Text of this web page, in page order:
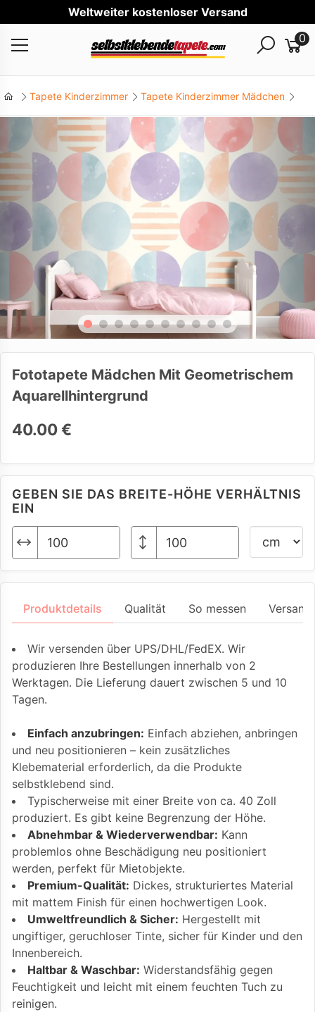
Wel
0
Tapete Kinderzimmer Tapete Kinderzimmer Mädchen
Fototapete Mädchen Mit Geometrischem
Aquarellhintergrund
40.00 €
GEBEN SIE DAS BREITE-HÖHE VERHÄLTNIS
EIN
Produktdetails Qualität So messen
Wir versenden über UPS/DHL/FedEX. Wir
produzieren Ihre Bestellungen innerhalb von 2
Werktagen. Die Lieferung dauert zwischen 5 und 10
Tagen.
Einfach anzubringen: Einfach abziehen, anbringen
und neu positionieren – kein zusätzliches
Klebematerial erforderlich, da die Produkte
selbstklebend sind.
Typischerweise mit einer Breite von ca. 40 Zoll
produziert. Es gibt keine Begrenzung der Höhe.
Abnehmbar & Wiederverwendbar: Kann
problemlos ohne Beschädigung neu positioniert
werden, perfekt für Mietobjekte.
Premium-Qualität: Dickes, strukturiertes Material
mit mattem Finish für einen hochwertigen Look.
Umweltfreundlich & Sicher: Hergestellt mit
ungiftiger, geruchloser Tinte, sicher für Kinder und den
Innenbereich.
Haltbar & Waschbar: Widerstandsfähig gegen
Feuchtigkeit und leicht mit einem feuchten Tuch zu
reinigen.